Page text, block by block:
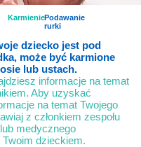
Podawanie
rurki
Karmienie
dziecko jest pod
może być karmione
lub ustach.
informacje na temat
Aby uzyskać
na temat Twojego
z członkiem zespołu
medycznego
dzieckiem.